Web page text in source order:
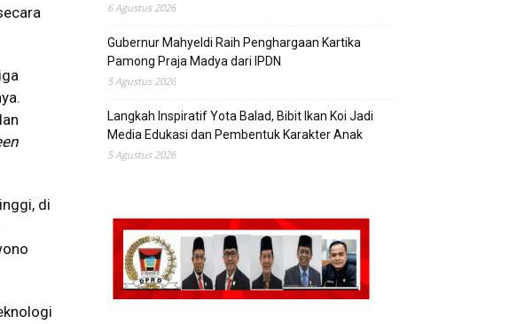
di
6 Agustus 2026
Gubernur Mahyeldi Raih Penghargaan Kartika
Pamong Praja Madya dari IPDN
5 Agustus 2026
Langkah Inspiratif Yota Balad, Bibit Ikan Koi Jadi
Media Edukasi dan Pembentuk Karakter Anak
5 Agustus 2026